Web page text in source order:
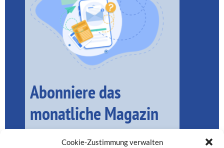
Cookie-Zustimmung verwalten
Abonniere das
monatliche Magazin